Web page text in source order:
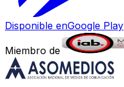
Disponible enGoogle Play
Miembro de